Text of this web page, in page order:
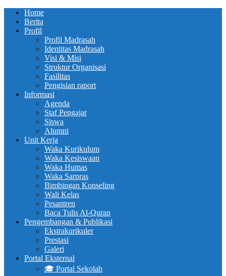
Home
Berita
Profil
Profil Madrasah
Identitas Madrasah
Visi & Misi
Struktur Organisasi
Fasilitas
Pengisian raport
Informasi
Agenda
Staf Pengajar
Siswa
Alumni
Unit Kerja
Waka Kurikulum
Waka Kesiswaan
Waka Humas
Waka Sarpras
Bimbingan Konseling
Wali Kelas
Pesantren
Baca Tulis Al-Quran
Pengembangan & Publikasi
Ekstrakurikuler
Prestasi
Galeri
Portal Eksternal
🎓 Portal Sekolah